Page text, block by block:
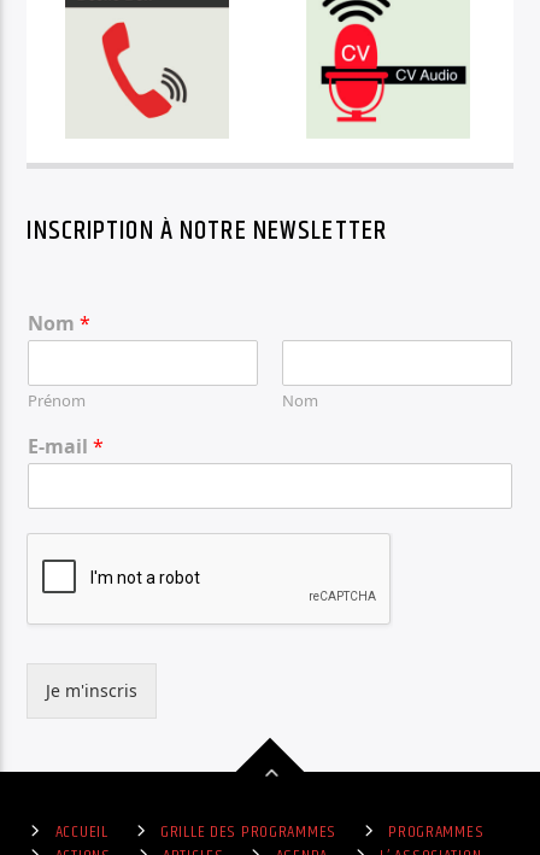
INSCRIPTION À NOTRE NEWSLETTER
Nom*
Prénom Nom
E-mail*
Je m'inscris
ACCUEIL GRILLE DES PROGRAMMES
PROGRAMMES